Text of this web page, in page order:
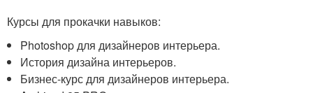
Курсы для прокачки навыков:
Photoshop для дизайнеров интерьера.
История дизайна интерьеров.
Бизнес-курс для дизайнеров интерьера.